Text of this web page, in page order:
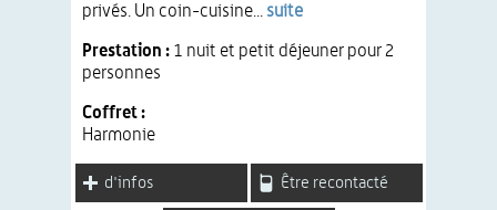
privés. Un coin-cuisine... suite
Prestation : 1 nuit et petit déjeuner pour 2
personnes
Coffret :
Harmonie
d'infos Être recontacté